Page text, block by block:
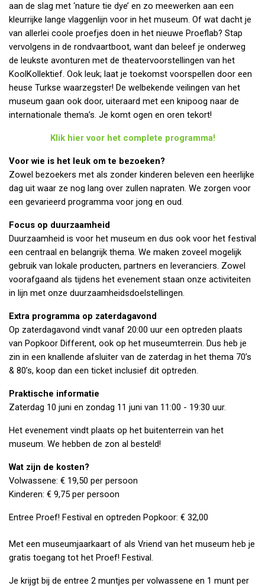
aan de slag met ‘nature tie dye’ en zo meewerken aan een
kleurrijke lange vlaggenlijn voor in het museum. Of wat dacht je
van allerlei coole proefjes doen in het nieuwe Proeflab? Stap
vervolgens in de rondvaartboot, want dan beleef je onderweg
de leukste avonturen met de theatervoorstellingen van het
KoolKollektief. Ook leuk; laat je toekomst voorspellen door een
heuse Turkse waarzegster! De welbekende veilingen van het
museum gaan ook door, uiteraard met een knipoog naar de
internationale thema’s. Je komt ogen en oren tekort!
Klik hier voor het complete programma!
Voor wie is het leuk om te bezoeken?
Zowel bezoekers met als zonder kinderen beleven een heerlijke
dag uit waar ze nog lang over zullen napraten. We zorgen voor
een gevarieerd programma voor jong en oud.
Focus op duurzaamheid
Duurzaamheid is voor het museum en dus ook voor het festival
een centraal en belangrijk thema. We maken zoveel mogelijk
gebruik van lokale producten, partners en leveranciers. Zowel
voorafgaand als tijdens het evenement staan onze activiteiten
in lijn met onze duurzaamheidsdoelstellingen.
Extra programma op zaterdagavond
Op zaterdagavond vindt vanaf 20:00 uur een optreden plaats
van Popkoor Different, ook op het museumterrein. Dus heb je
zin in een knallende afsluiter van de zaterdag in het thema 70’s
& 80’s, koop dan een ticket inclusief dit optreden.
Praktische informatie
Zaterdag 10 juni en zondag 11 juni van 11:00 - 19:30 uur.
Het evenement vindt plaats op het buitenterrein van het
museum. We hebben de zon al besteld!
Wat zijn de kosten?
Volwassene: € 19,50 per persoon
Kinderen: € 9,75 per persoon
Entree Proef! Festival en optreden Popkoor: € 32,00
Met een museumjaarkaart of als Vriend van het museum heb je
gratis toegang tot het Proef! Festival.
Je krijgt bij de entree 2 muntjes per volwassene en 1 munt per